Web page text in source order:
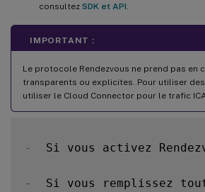
consultez SDK et API
IMPORTANT :
Le protocole Rendezvous ne prend pas en
transparents ou explicites. Pour utiliser
utiliser le Cloud Connector pour le trafic
-
Si vous activez
-
Si vous remplissez